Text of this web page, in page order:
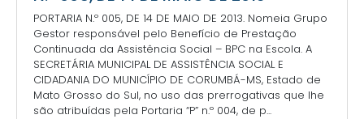
PORTARIA N.º 005, DE 14 DE MAIO DE 2013. Nomeia Grupo
Gestor responsável pelo Benefício de Prestação
Continuada da Assistência Social – BPC na Escola. A
SECRETÁRIA MUNICIPAL DE ASSISTÊNCIA SOCIAL E
CIDADANIA DO MUNICÍPIO DE CORUMBÁ-MS, Estado de
Mato Grosso do Sul, no uso das prerrogativas que lhe
são atribuídas pela Portaria “P” n.º 004, de p...